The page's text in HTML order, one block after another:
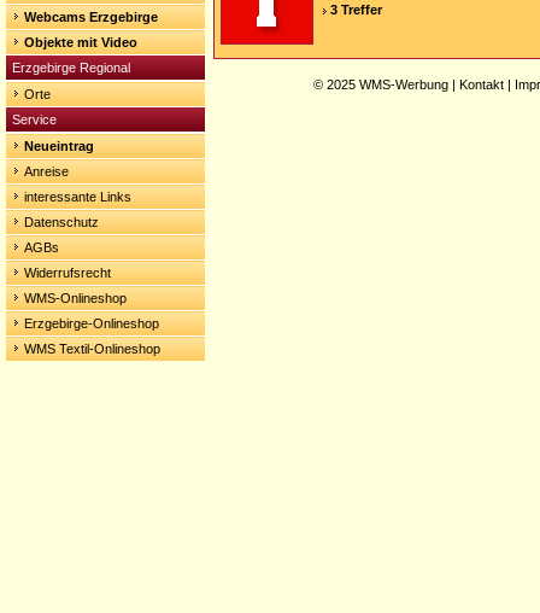
Webcams Erzgebirge
Objekte mit Video
Erzgebirge Regional
Orte
Service
Neueintrag
Anreise
interessante Links
Datenschutz
AGBs
Widerrufsrecht
WMS-Onlineshop
Erzgebirge-Onlineshop
WMS Textil-Onlineshop
3 Treffer
© 2025 WMS-Werbung | Kontakt |